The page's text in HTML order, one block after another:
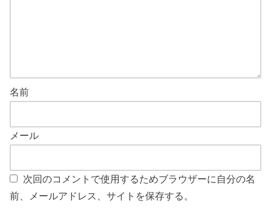
名前
メール
次回のコメントで使用するためブラウザーに自分の名
前、メールアドレス、サイトを保存する。